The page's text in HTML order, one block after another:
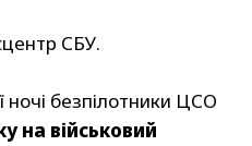
СБУ.
безпілотники ЦСО
на військовий